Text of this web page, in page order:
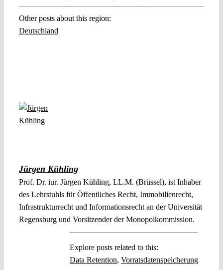
Other posts about this region:
Deutschland
Jürgen Kühling
Prof. Dr. iur. Jürgen Kühling, LL.M. (Brüssel), ist Inhaber
des Lehrstuhls für Öffentliches Recht, Immobilienrecht,
Infrastrukturrecht und Informationsrecht an der Universität
Regensburg und Vorsitzender der Monopolkommission.
Explore posts related to this:
Data Retention, Vorratsdatenspeicherung